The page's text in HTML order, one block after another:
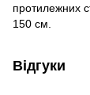
протилежних
150 см.
Відгуки